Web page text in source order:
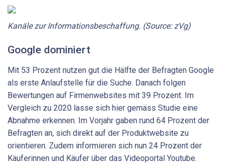
Kanäle zur Informationsbeschaffung. (Source: zVg)
Google dominiert
Mit 53 Prozent nutzen gut die Hälfte der Befragten Google
als erste Anlaufstelle für die Suche. Danach folgen
Bewertungen auf Firmenwebsites mit 39 Prozent. Im
Vergleich zu 2020 lasse sich hier gemäss Studie eine
Abnahme erkennen. Im Vorjahr gaben rund 64 Prozent der
Befragten an, sich direkt auf der Produktwebsite zu
orientieren. Zudem informieren sich nun 24 Prozent der
Käuferinnen und Käufer über das Videoportal Youtube.